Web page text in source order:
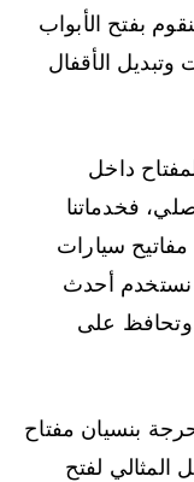
بفتح الأبواب
وتبديل الأقفال
داخل
فخدماتنا
في عمل مفاتيح سيارات
نستخدم أحدث
وتحافظ على
بنسيان مفتاح
لفتح